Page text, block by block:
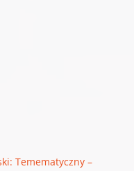
Temematyczny –